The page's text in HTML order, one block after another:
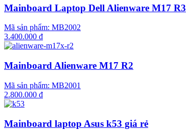
Mainboard Laptop Dell Alienware M17 R3
Mã sản phẩm: MB2002
3.400.000 đ
Mainboard Alienware M17 R2
Mã sản phẩm: MB2001
2.800.000 đ
Mainboard laptop Asus k53 giá rẻ